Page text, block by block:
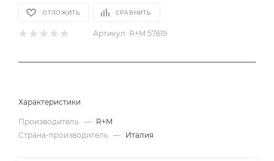
ОТЛОЖИТЬ СРАВНИТЬ
Артикул: R+M 57619
Характеристики
Производитель — R+M
Страна-производитель — Италия